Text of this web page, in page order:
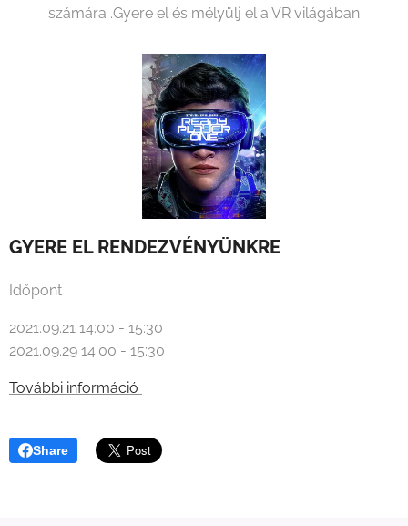
számára .Gyere el és mélyülj el a VR világában
GYERE EL RENDEZVÉNYÜNKRE
Időpont
2021.09.21 14:00 - 15:30
2021.09.29 14:00 - 15:30
További információ
Share